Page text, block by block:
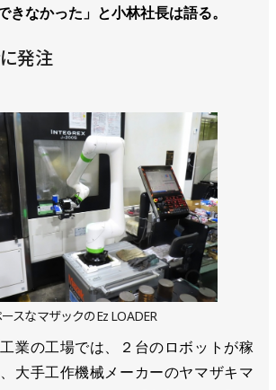
きなかった」と小林社長は語る。
発注
スなマザックのEz LOADER
業の工場では、２台のロボットが稼
大手工作機械メーカーのヤマザキマ